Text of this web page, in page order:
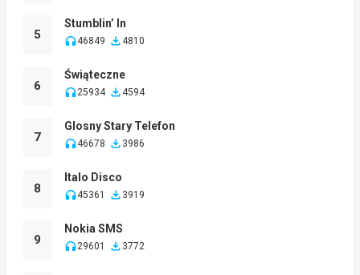
5
Stumblin’ In
46849 4810
6
Świąteczne
25934 4594
7
Glosny Stary Telefon
46678 3986
8
Italo Disco
45361 3919
9
Nokia SMS
29601 3772